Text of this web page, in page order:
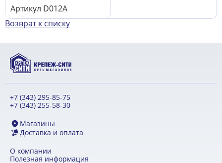
Артикул D012A
Возврат к списку
+7 (343) 295-85-75
+7 (343) 255-58-30
Магазины
Доставка и оплата
О компании
Полезная информация